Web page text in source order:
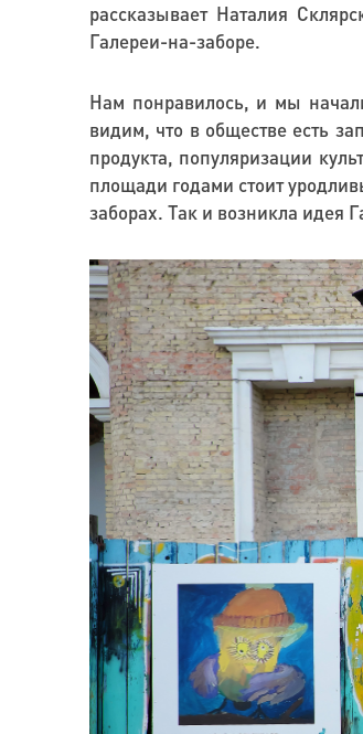
рассказывает Наталия
Галереи-на-заборе.
Нам понравилось, и мы
видим, что в обществе есть
продукта, популяризации
площади годами стоит
заборах. Так и возникла идея